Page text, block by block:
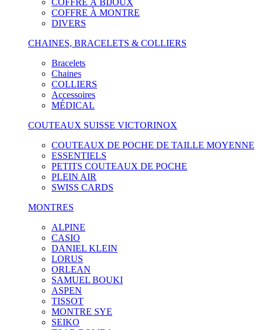
COFFRE À BIJOUX
COFFRE À MONTRE
DIVERS
CHAINES, BRACELETS & COLLIERS
Bracelets
Chaines
COLLIERS
Accessoires
MÉDICAL
COUTEAUX SUISSE VICTORINOX
COUTEAUX DE POCHE DE TAILLE MOYENNE
ESSENTIELS
PETITS COUTEAUX DE POCHE
PLEIN AIR
SWISS CARDS
MONTRES
ALPINE
CASIO
DANIEL KLEIN
LORUS
ORLEAN
SAMUEL BOUKI
ASPEN
TISSOT
MONTRE SYE
SEIKO